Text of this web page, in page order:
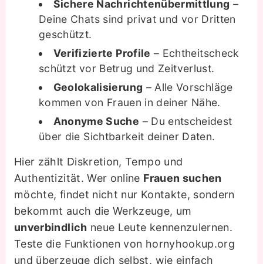
Sichere Nachrichtenübermittlung –
Deine Chats sind privat und vor Dritten
geschützt.
Verifizierte Profile – Echtheitscheck
schützt vor Betrug und Zeitverlust.
Geolokalisierung – Alle Vorschläge
kommen von Frauen in deiner Nähe.
Anonyme Suche – Du entscheidest
über die Sichtbarkeit deiner Daten.
Hier zählt Diskretion, Tempo und
Authentizität. Wer online Frauen suchen
möchte, findet nicht nur Kontakte, sondern
bekommt auch die Werkzeuge, um
unverbindlich neue Leute kennenzulernen.
Teste die Funktionen von hornyhookup.org
und überzeuge dich selbst, wie einfach